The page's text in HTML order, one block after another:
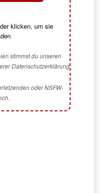
klicken, um sie
stimmst du unseren
Datenschutzerklärung
oder NSFW-